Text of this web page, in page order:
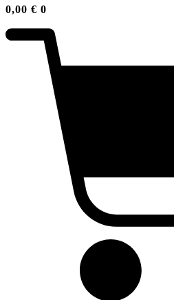
0,00 € 0